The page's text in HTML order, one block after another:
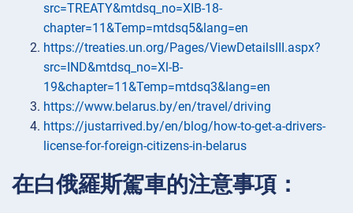
src=TREATY&mtdsq_no=XIB-18-
chapter=11&Temp=mtdsq5&lang=en
https://treaties.un.org/Pages/ViewDetailsIII.aspx?
src=IND&mtdsq_no=Xl-B-
19&chapter=11&Temp=mtdsq3&lang=en
https://www.belarus.by/en/travel/driving
https://justarrived.by/en/blog/how-to-get-a-drivers-
license-for-foreign-citizens-in-belarus
在白俄羅斯駕車的注意事項：